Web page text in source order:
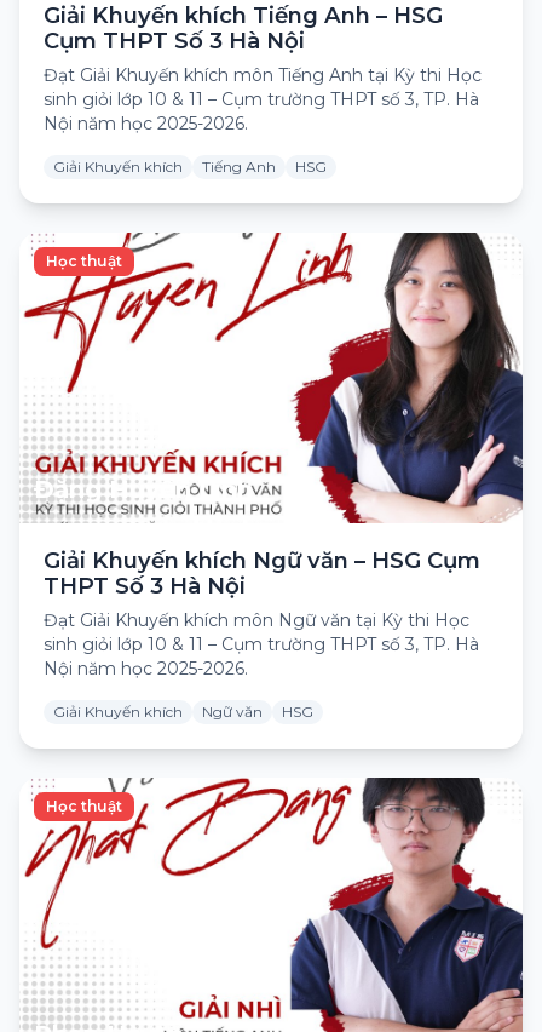
Giải Khuyến khích Tiếng Anh – HSG
Cụm THPT Số 3 Hà Nội
Đạt Giải Khuyến khích môn Tiếng Anh tại Kỳ thi Học
sinh giỏi lớp 10 & 11 – Cụm trường THPT số 3, TP. Hà
Nội năm học 2025-2026.
Giải Khuyến khích Tiếng Anh HSG
Học thuật
Đặng Huyền Linh
Giải Khuyến khích Ngữ văn – HSG Cụm
THPT Số 3 Hà Nội
Đạt Giải Khuyến khích môn Ngữ văn tại Kỳ thi Học
sinh giỏi lớp 10 & 11 – Cụm trường THPT số 3, TP. Hà
Nội năm học 2025-2026.
Giải Khuyến khích Ngữ văn HSG
Học thuật